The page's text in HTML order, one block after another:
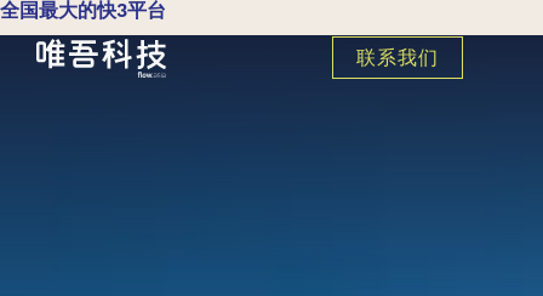
全国最大的快3平台
联系我们